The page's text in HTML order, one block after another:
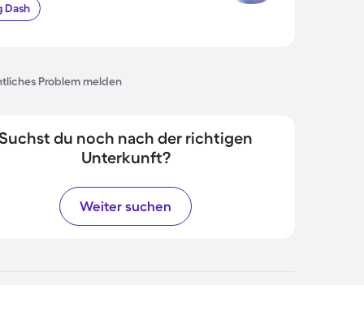
Dash
Problem melden
du noch nach der richtigen
Unterkunft?
Weiter suchen